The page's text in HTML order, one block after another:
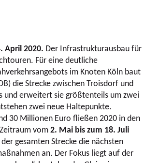
April 2020. Der Infrastrukturausbau für
Für eine deutliche
im Knoten Köln baut
die Strecke zwischen Troisdorf und
und erweitert sie größtenteils um zwei
zwei neue Haltepunkte.
30 Millionen Euro fließen 2020 in den
vom2. Mai bis zum 18. Juli
gesamten Strecke die nächsten
an. Der Fokus liegt auf der